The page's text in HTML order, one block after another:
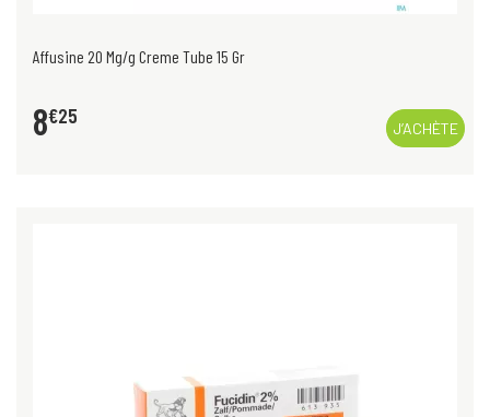
Affusine 20 Mg/g Creme Tube 15 Gr
8€25
J’ACHÈTE